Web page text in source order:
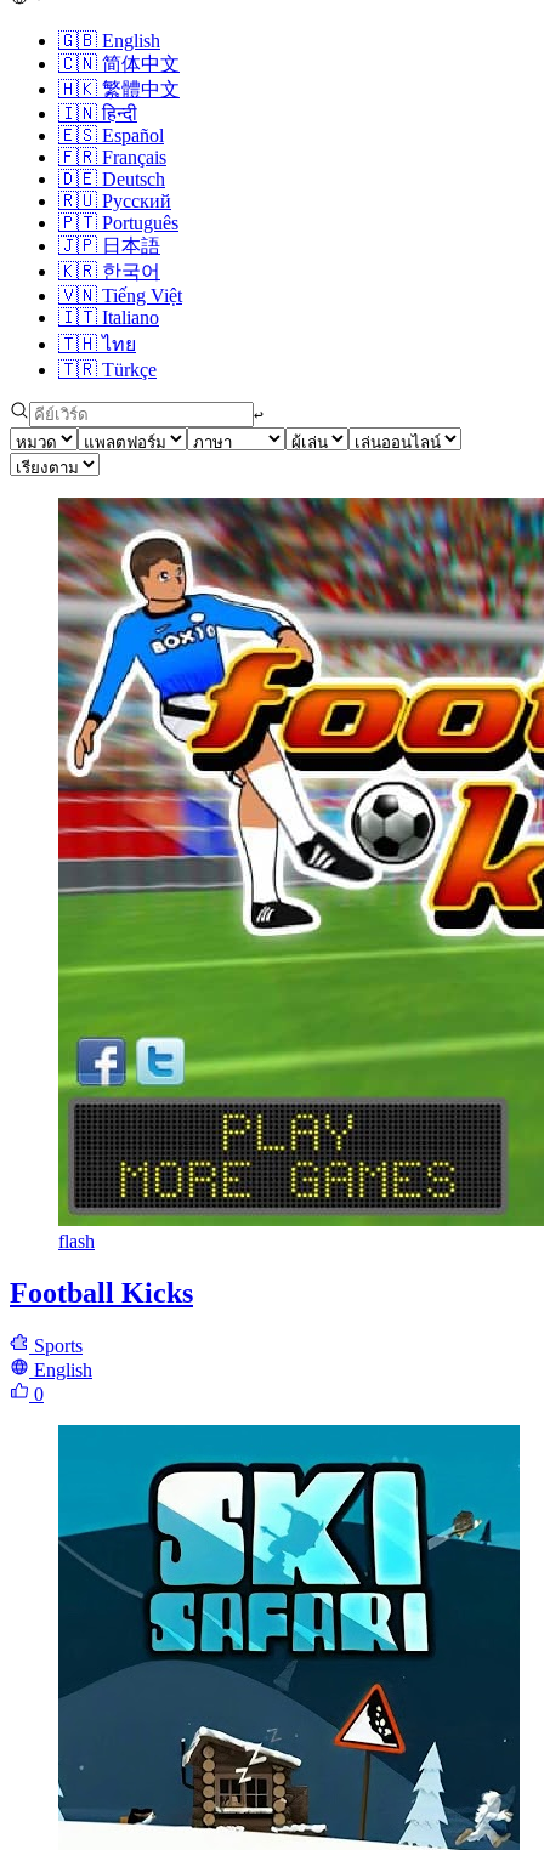
🇬🇧 English
🇨🇳 简体中文
🇭🇰 繁體中文
🇮🇳 हिन्दी
🇪🇸 Español
🇫🇷 Français
🇩🇪 Deutsch
🇷🇺 Русский
🇵🇹 Português
🇯🇵 日本語
🇰🇷 한국어
🇻🇳 Tiếng Việt
🇮🇹 Italiano
🇹🇭 ไทย
🇹🇷 Türkçe
↩︎
flash
Football Kicks
Sports
English
0